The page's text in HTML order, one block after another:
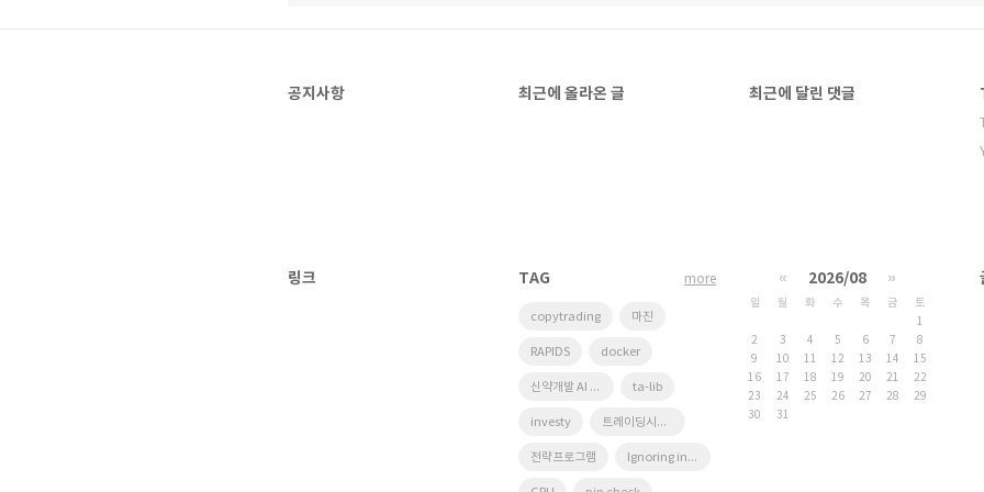
공지사항 최근에 올라온 글 최근에 달린 댓글
링크 TAG
copytrading 마진
RAPIDS docker
신약개발 AI 경진대회 ta-lib
investy 트레이딩시그널
전략프로그램 Ignoring invalid distribution
more « 2026/08 »
일 월 화 수 목 금
토
1
2
3 4 5 6 7
8
9
10 11 12 13 14
15
16
17 18 19 20 21
22
23
24 25 26 27 28
29
30
31